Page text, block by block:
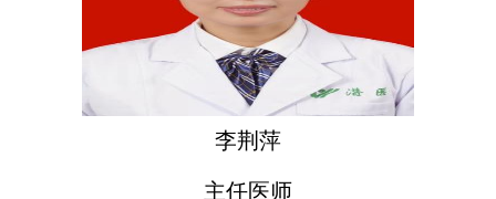
李荆萍
主任医师